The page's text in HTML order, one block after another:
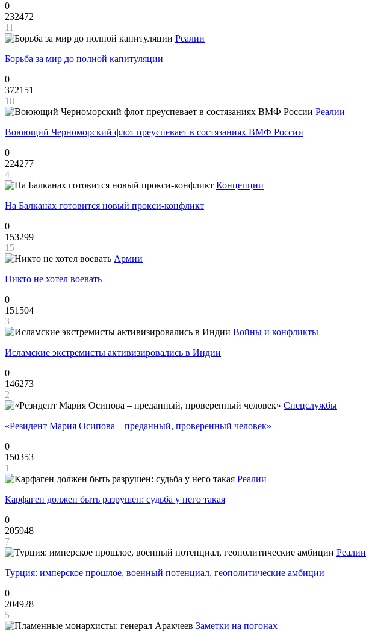
0
232472
11
Реалии
Борьба за мир до полной капитуляции
0
372151
18
Реалии
Воюющий Черноморский флот преуспевает в состязаниях ВМФ России
0
224277
4
Концепции
На Балканах готовится новый прокси-конфликт
0
153299
15
Армии
Никто не хотел воевать
0
151504
3
Войны и конфликты
Исламские экстремисты активизировались в Индии
0
146273
2
Спецслужбы
«Резидент Мария Осипова – преданный, проверенный человек»
0
150353
1
Реалии
Карфаген должен быть разрушен: судьба у него такая
0
205948
7
Реалии
Турция: имперское прошлое, военный потенциал, геополитические амбиции
0
204928
5
Заметки на погонах